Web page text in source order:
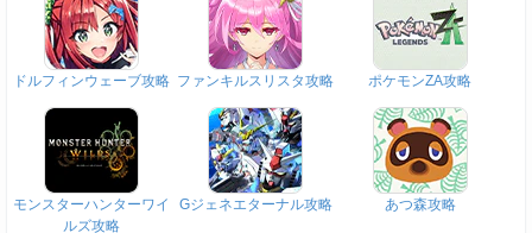
ドルフィンウェーブ攻略 ファンキルスリスタ攻略 ポケモンZA攻略
モンスターハンターワイ
ルズ攻略
Gジェネエターナル攻略 あつ森攻略